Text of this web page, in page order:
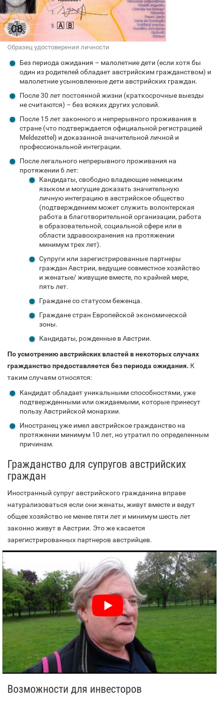
Образец удостоверения личности
Без периода ожидания – малолетние дети (если хотя бы
один из родителей обладает австрийским гражданством) и
малолетние усыновленные дети австрийских граждан.
После 30 лет постоянной жизни (краткосрочные выезды
не считаются) – без всяких других условий.
После 15 лет законного и непрерывного проживания в
стране (что подтверждается официальной регистрацией
Meldezettel) и доказанной значительной личной и
профессиональной интеграции.
После легального непрерывного проживания на
протяжении 6 лет:
Кандидаты, свободно владеющие немецким
языком и могущие доказать значительную
личную интеграцию в австрийское общество
(подтверждением может служить волонтерская
работа в благотворительной организации, работа
в образовательной, социальной сфере или в
области здравоохранения на протяжении
минимум трех лет).
Супруги или зарегистрированные партнеры
граждан Австрии, ведущие совместное хозяйство
и женатые/ живущие вместе, по крайней мере,
пять лет.
Граждане со статусом беженца.
Граждане стран Европейской экономической
зоны.
Кандидаты, рожденные в Австрии.
По усмотрению австрийских властей в некоторых случаях
гражданство предоставляется без периода ожидания. К
таким случаям относятся:
Кандидат обладает уникальными способностями, уже
подтвержденными или ожидаемыми, которые принесут
пользу Австрийской монархии.
Иностранец уже имел австрийское гражданство на
протяжении минимум 10 лет, но утратил по определенным
причинам.
Гражданство для супругов австрийских
граждан
Иностранный супруг австрийского гражданина вправе
натурализоваться если они женаты, живут вместе и ведут
общее хозяйство не менее пяти лет и минимум шесть лет
законно живут в Австрии. Это же касается
зарегистрированных партнеров австрийцев.
Возможности для инвесторов